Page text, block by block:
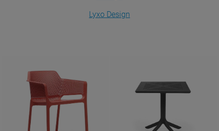
Lyxo Design